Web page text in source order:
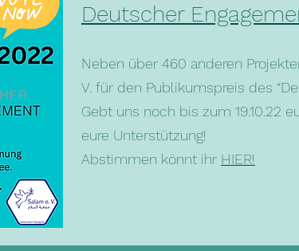
Deutscher
Neben über 460 anderen
V. für den Publikumspreis des
Gebt uns noch bis zum 19.10.22
eure Unterstützung!
Abstimmen könnt ihr HIER!